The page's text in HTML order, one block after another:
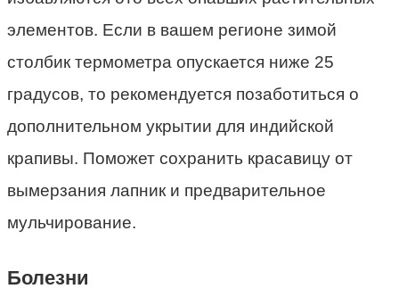
элементов. Если в вашем регионе зимой
столбик термометра опускается ниже 25
градусов, то рекомендуется позаботиться о
дополнительном укрытии для индийской
крапивы. Поможет сохранить красавицу от
вымерзания лапник и предварительное
мульчирование.
Болезни